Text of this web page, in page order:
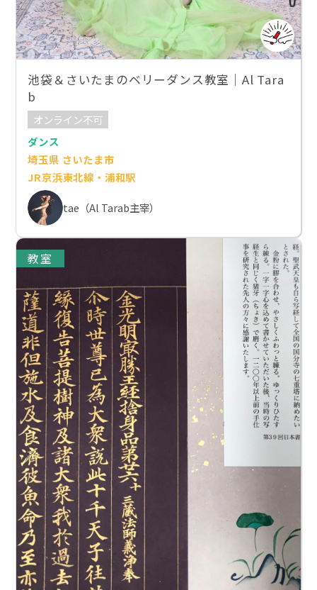
池袋＆さいたまのベリーダンス教室｜Al Tara
b
オンライン不可
ダンス
埼玉県 さいたま市
JR京浜東北線・浦和駅
tae（Al Tarab主宰）
教室